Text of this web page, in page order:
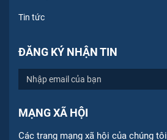
Tin tức
ĐĂNG KÝ NHẬN TIN
MẠNG XÃ HỘI
Các trang mạng xã hội của chúng tôi